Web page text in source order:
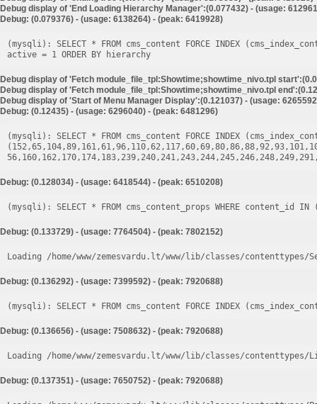
Debug display of 'End Loading Hierarchy Manager':(0.077432) - (usage:
Debug: (0.079376) - (usage: 6138264) - (peak: 6419928)
(mysqli): SELECT * FROM cms_content FORCE INDEX
Debug display of 'Fetch module_file_tpl:Showtime;showtime_nivo.tpl
Debug display of 'Fetch module_file_tpl:Showtime;showtime_nivo.tpl
Debug display of 'Start of Menu Manager Display':(0.121037) - (usage:
Debug: (0.12435) - (usage: 6296040) - (peak: 6481296)
(mysqli): SELECT * FROM cms_content FORCE INDEX
Debug: (0.128034) - (usage: 6418544) - (peak: 6510208)
Debug: (0.133729) - (usage: 7764504) - (peak: 7802152)
Loading /home/www/zemesvardu.lt/www/lib/classes/
Debug: (0.136292) - (usage: 7399592) - (peak: 7920688)
Debug: (0.136656) - (usage: 7508632) - (peak: 7920688)
Loading /home/www/zemesvardu.lt/www/lib/classes/
Debug: (0.137351) - (usage: 7650752) - (peak: 7920688)